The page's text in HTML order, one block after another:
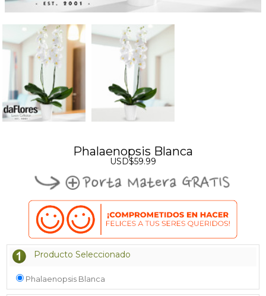
Phalaenopsis Blanca
USD$59.99
Producto Seleccionado
Phalaenopsis Blanca